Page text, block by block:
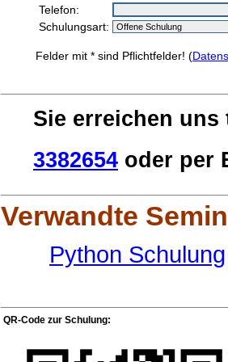
Telefon:
Schulungsart:
Felder mit * sind Pflichtfelder! (
Sie erreichen
3382654 oder per
Verwandte
Python Schulung
QR-Code zur Schulung: